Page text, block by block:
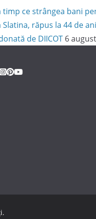
timp ce strângea bani
răpus la 44 de ani
de DIICOT 6
.